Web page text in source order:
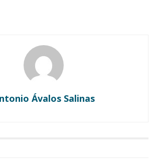
el día de Reyes con rosca y
en Ahuacatlán
Ávalos Salinas